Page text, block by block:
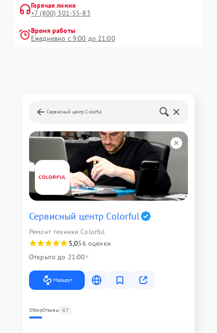
Горячая линия
+7 (800) 301-55-83
Время работы
Ежедневно с 9:00 до 21:00
Сервисный центр Colorful
Сервисный центр Colorful
Ремонт техники Colorful
5,056 оценки
Открыто до 21:00
Маршрут
ОбзорОтзывы 47